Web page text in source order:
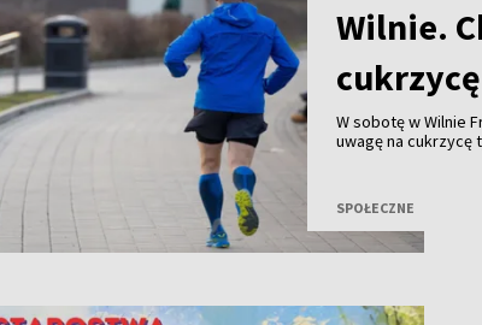
Wilnie.
W sobotę w Wilnie
uwagę na
Did It”.
SPOŁECZNE